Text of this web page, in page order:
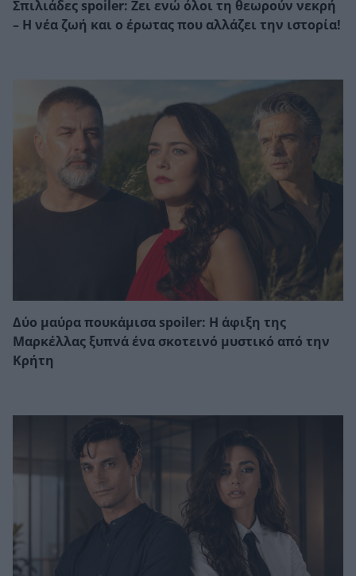
Σπιλιάδες spoiler: Ζει ενώ όλοι τη θεωρούν νεκρή
– Η νέα ζωή και ο έρωτας που αλλάζει την ιστορία!
Δύο μαύρα πουκάμισα spoiler: Η άφιξη της
Μαρκέλλας ξυπνά ένα σκοτεινό μυστικό από την
Κρήτη